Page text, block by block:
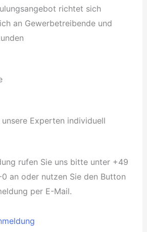
richtet sich
an Gewerbetreibende und
unsere Experten individuell
rufen Sie uns bitte unter +49
an oder nutzen Sie den Button
per E-Mail.